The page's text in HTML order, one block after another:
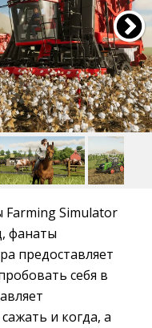
Simulator
фанаты
предоставляет
себя в
и когда, а